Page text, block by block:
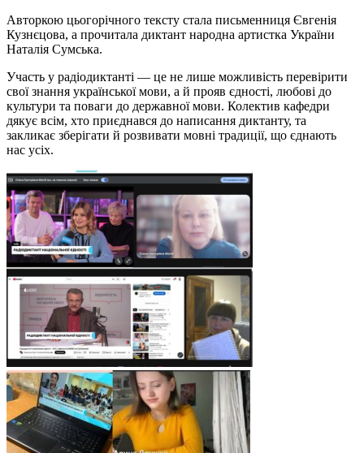
Авторкою цьогорічного тексту стала письменниця Євгенія
Кузнєцова, а прочитала диктант народна артистка України
Наталія Сумська.
Участь у радіодиктанті — це не лише можливість перевірити
свої знання української мови, а й прояв єдності, любові до
культури та поваги до державної мови. Колектив кафедри
дякує всім, хто приєднався до написання диктанту, та
закликає зберігати й розвивати мовні традиції, що єднають
нас усіх.